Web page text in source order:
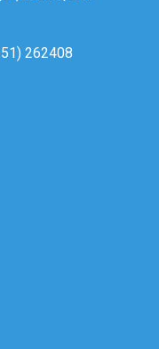
262408